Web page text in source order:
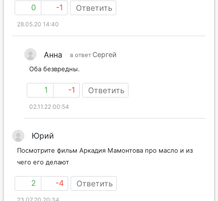
0 -1 Ответить
28.05.20 14:40
Анна
1 -1 Ответить
02.11.22 00:54
Посмотрите фильм Аркадия Мамонтова про масло и из
2 -4 Ответить